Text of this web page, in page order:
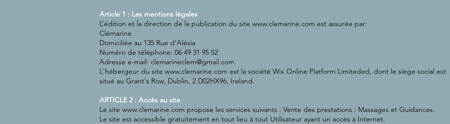
Article 1 : Les mentions légales
L’édition et la direction de la publication du site www.clemarine.com est assurée par:
Clémarine
Domiciliée au 135 Rue d'Alésia
Numéro de téléphone: 06 49 31 95 52
Adresse e-mail: clemarineclem@gmail.com
L'hébergeur du site www.clemarine.com est la société Wix Online Platform Limiteded, dont le siège social est
situé au Grant's Row, Dublin, 2 D02HX96, Ireland.
ARTICLE 2 : Accès au site
Le site www.clemarine.com propose les services suivants : Vente des prestations : Massages et Guidances.
Le site est accessible gratuitement en tout lieu à tout Utilisateur ayant un accès à Internet.